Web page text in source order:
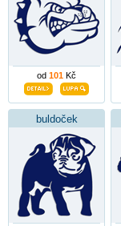
od 101 Kč
buldoček